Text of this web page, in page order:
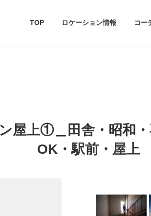
TOP ロケーション情報 コー
屋上①＿田舎・昭和
OK・駅前・屋上